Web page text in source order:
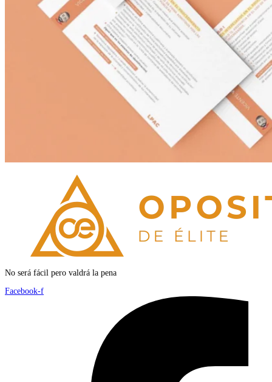
No será fácil pero valdrá la pena
Facebook-f